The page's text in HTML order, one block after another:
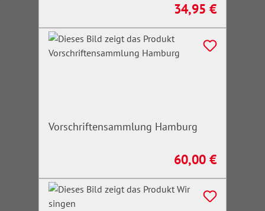
Regulärer Preis:
34,95 €
Vorschriftensammlung Hamburg
Regulärer Preis:
60,00 €